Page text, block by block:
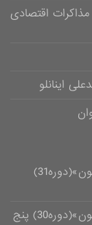
اقتصادی
اینانلو
شروع دوره «گویندگی و اجرا در رادیو و تلویزیون»(دوره31)
شروع دوره «گویندگی و اجرا در رادیو و تلویزیون»(دوره30) پنج